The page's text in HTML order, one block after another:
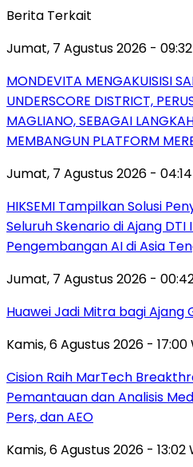
Berita Terkait
Jumat, 7 Agustus 2026 - 09:32
MONDEVITA MENGAKUISISI
UNDERSCORE DISTRICT,
MAGLIANO, SEBAGAI
MEMBANGUN PLATFORM
Jumat, 7 Agustus 2026 - 04:14
HIKSEMI Tampilkan Solusi
Seluruh Skenario di Ajang DTI
Pengembangan AI di Asia
Jumat, 7 Agustus 2026 -
Huawei Jadi Mitra bagi Ajang
Kamis, 6 Agustus 2026 - 17:00
Cision Raih MarTech
Pemantauan dan Analisis
Pers, dan AEO
Kamis, 6 Agustus 2026 - 13:02